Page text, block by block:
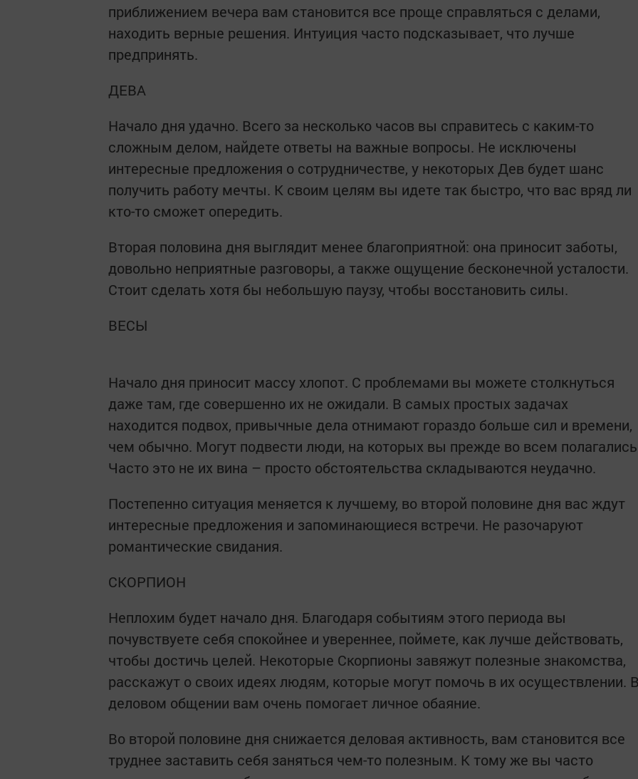
приближением вечера вам становится все проще справляться с делами,
находить верные решения. Интуиция часто подсказывает, что лучше
предпринять.
ДЕВА
Начало дня удачно. Всего за несколько часов вы справитесь с каким-то
сложным делом, найдете ответы на важные вопросы. Не исключены
интересные предложения о сотрудничестве, у некоторых Дев будет шанс
получить работу мечты. К своим целям вы идете так быстро, что вас вряд ли
кто-то сможет опередить.
Вторая половина дня выглядит менее благоприятной: она приносит заботы,
довольно неприятные разговоры, а также ощущение бесконечной усталости.
Стоит сделать хотя бы небольшую паузу, чтобы восстановить силы.
ВЕСЫ
Начало дня приносит массу хлопот. С проблемами вы можете столкнуться
даже там, где совершенно их не ожидали. В самых простых задачах
находится подвох, привычные дела отнимают гораздо больше сил и времени,
чем обычно. Могут подвести люди, на которых вы прежде во всем
Часто это не их вина – просто обстоятельства складываются неудачно.
Постепенно ситуация меняется к лучшему, во второй половине дня вас ждут
интересные предложения и запоминающиеся встречи. Не разочаруют
романтические свидания.
СКОРПИОН
Неплохим будет начало дня. Благодаря событиям этого периода вы
почувствуете себя спокойнее и увереннее, поймете, как лучше действовать,
чтобы достичь целей. Некоторые Скорпионы завяжут полезные знакомства,
расскажут о своих идеях людям, которые могут помочь в их осуществлении.
деловом общении вам очень помогает личное обаяние.
Во второй половине дня снижается деловая активность, вам становится все
труднее заставить себя заняться чем-то полезным. К тому же вы часто